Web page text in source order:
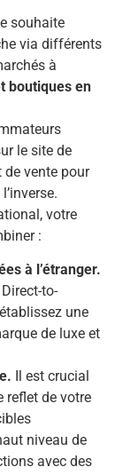
souhaite
via différents
à
boutiques en
le site de
de vente pour
votre
:
à l’étranger.
to-
une
de luxe et
Il est crucial
reflet de votre
niveau de
avec des